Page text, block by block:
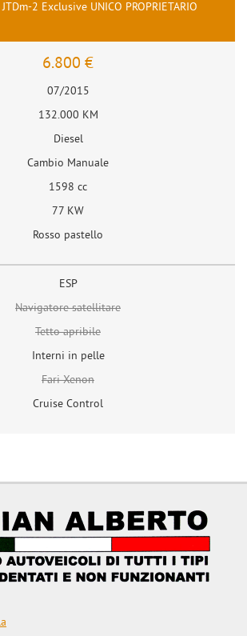
2 Exclusive UNICO PROPRIETARIO
6.800 €
07/2015
132.000 KM
Diesel
Cambio Manuale
1598 cc
77 KW
Rosso pastello
ESP
Navigatore satellitare
Tetto apribile
Interni in pelle
Fari Xenon
Cruise Control